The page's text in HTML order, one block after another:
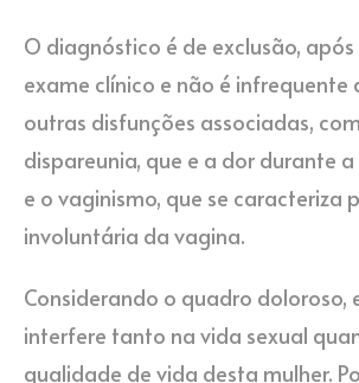
O diagnóstico é de exclusão,
exame clínico e não é infrequente
outras disfunções associadas,
dispareunia, que e a dor durante
e o vaginismo, que se caracteriza
involuntária da vagina.
Considerando o quadro doloroso,
interfere tanto na vida sexual
qualidade de vida desta mulher.